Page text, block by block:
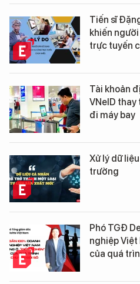
Tiến sĩ
khiến
trực tuyến
Tài khoản
VNeID
đi máy bay
Xử lý dữ
trường
Phó TGĐ
nghiệp
của quá